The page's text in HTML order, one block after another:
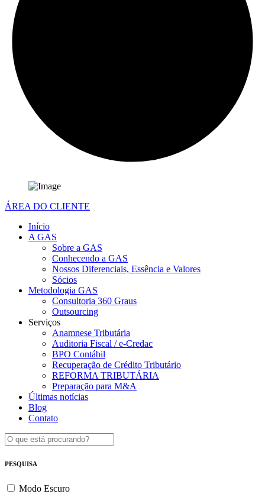
ÁREA DO CLIENTE
Início
A GAS
Sobre a GAS
Conhecendo a GAS
Nossos Diferenciais, Essência e Valores
Sócios
Metodologia GAS
Consultoria 360 Graus
Outsourcing
Serviços
Anamnese Tributária
Auditoria Fiscal / e-Credac
BPO Contábil
Recuperação de Crédito Tributário
REFORMA TRIBUTÁRIA
Preparação para M&A
Últimas notícias
Blog
Contato
PESQUISA
Modo Escuro